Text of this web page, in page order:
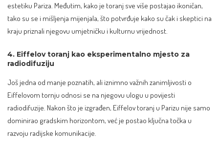
estetiku Pariza. Međutim, kako je toranj sve više postajao ikoničan,
tako su se i mišljenja mijenjala, što potvrđuje kako su čak i skeptici na
kraju priznali njegovu umjetničku i kulturnu vrijednost.
4. Eiffelov toranj kao eksperimentalno mjesto za
radiodifuziju
Još jedna od manje poznatih, ali iznimno važnih zanimljivosti o
Eiffelovom tornju odnosi se na njegovu ulogu u povijesti
radiodifuzije. Nakon što je izgrađen, Eiffelov toranj u Parizu nije samo
dominirao gradskim horizontom, već je postao ključna točka u
razvoju radijske komunikacije.